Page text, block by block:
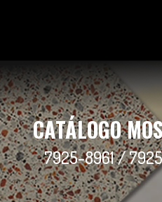
CATÁLOGO
7925-8961 /